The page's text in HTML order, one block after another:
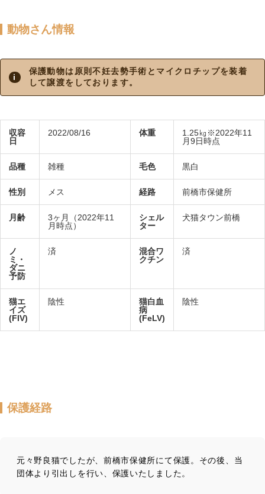
動物さん情報
保護動物は原則不妊去勢手術とマイクロチップを装着
して譲渡をしております。
収容
日
2022/08/16 体重
1.25㎏※2022年11
月9日時点
品種 雑種 毛色 黒白
性別 メス 経路 前橋市保健所
月齢
3ヶ月（2022年11
月時点）
シェル
ター
犬猫タウン前橋
ノ
ミ・
ダニ
予防
済
混合ワ
クチン
済
猫エ
イズ
(FIV)
陰性
猫白血
病
(FeLV)
陰性
保護経路
元々野良猫でしたが、前橋市保健所にて保護。その後、当
団体より引出しを行い、保護いたしました。